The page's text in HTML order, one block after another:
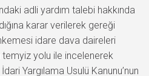
adli yardım talebi hakkında
karar verilerek gereği
idare dava daireleri
temyiz yolu ile incelenerek
Yargılama Usulü Kanunu’nun